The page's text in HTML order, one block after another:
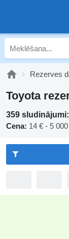
Rezerves
Toyota
359 sludinājumi:
Cena: 14 € - 5